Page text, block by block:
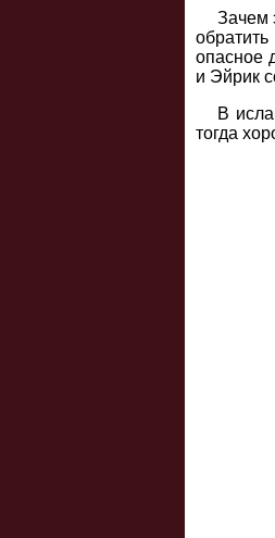
Зачем
опасное
и Эйрик
В
тогда